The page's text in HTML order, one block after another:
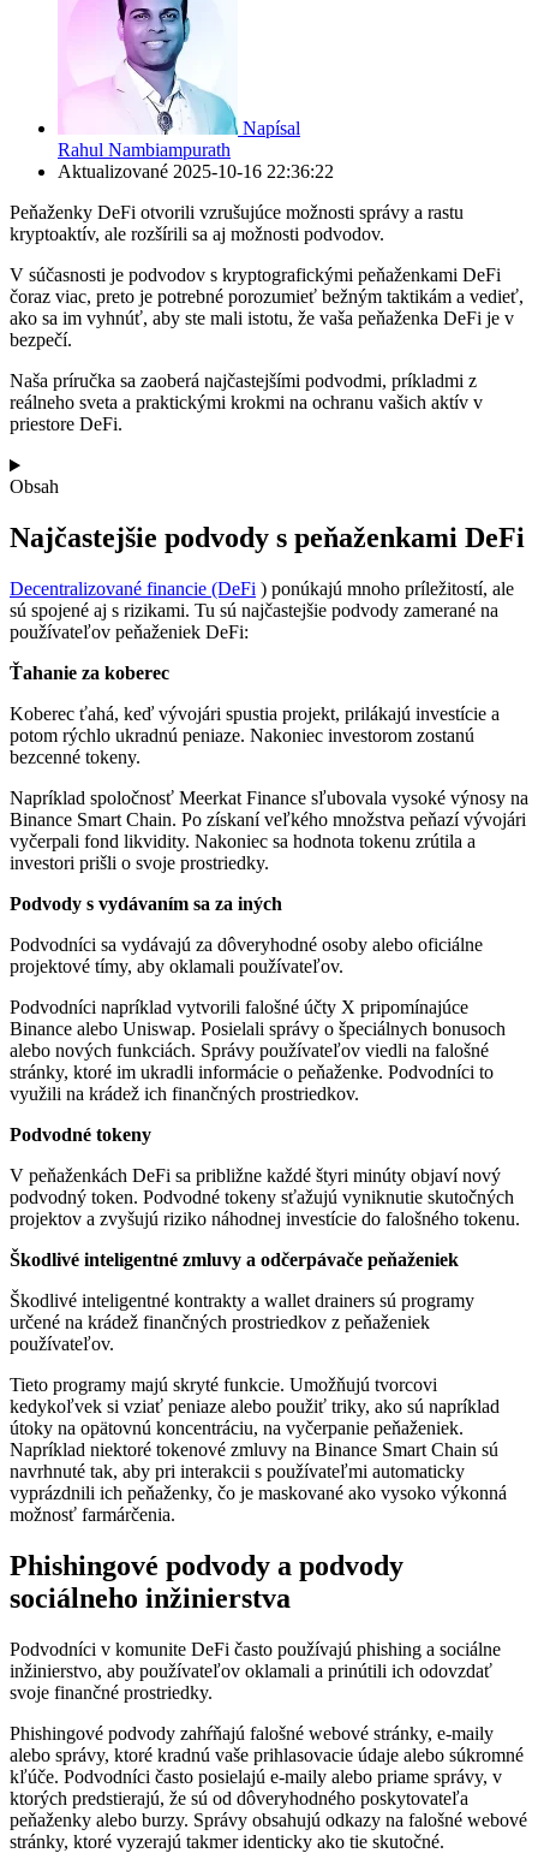
Napísal
Rahul Nambiampurath
Aktualizované 2025-10-16 22:36:22
Peňaženky DeFi otvorili vzrušujúce možnosti správy a rastu
kryptoaktív, ale rozšírili sa aj možnosti podvodov.
V súčasnosti je podvodov s kryptografickými peňaženkami DeFi
čoraz viac, preto je potrebné porozumieť bežným taktikám a vedieť,
ako sa im vyhnúť, aby ste mali istotu, že vaša peňaženka DeFi je v
bezpečí.
Naša príručka sa zaoberá najčastejšími podvodmi, príkladmi z
reálneho sveta a praktickými krokmi na ochranu vašich aktív v
priestore DeFi.
Obsah
Najčastejšie podvody s peňaženkami DeFi
Decentralizované financie (DeFi ) ponúkajú mnoho príležitostí, ale
sú spojené aj s rizikami. Tu sú najčastejšie podvody zamerané na
používateľov peňaženiek DeFi:
Ťahanie za koberec
Koberec ťahá, keď vývojári spustia projekt, prilákajú investície a
potom rýchlo ukradnú peniaze. Nakoniec investorom zostanú
bezcenné tokeny.
Napríklad spoločnosť Meerkat Finance sľubovala vysoké výnosy na
Binance Smart Chain. Po získaní veľkého množstva peňazí vývojári
vyčerpali fond likvidity. Nakoniec sa hodnota tokenu zrútila a
investori prišli o svoje prostriedky.
Podvody s vydávaním sa za iných
Podvodníci sa vydávajú za dôveryhodné osoby alebo oficiálne
projektové tímy, aby oklamali používateľov.
Podvodníci napríklad vytvorili falošné účty X pripomínajúce
Binance alebo Uniswap. Posielali správy o špeciálnych bonusoch
alebo nových funkciách. Správy používateľov viedli na falošné
stránky, ktoré im ukradli informácie o peňaženke. Podvodníci to
využili na krádež ich finančných prostriedkov.
Podvodné tokeny
V peňaženkách DeFi sa približne každé štyri minúty objaví nový
podvodný token. Podvodné tokeny sťažujú vyniknutie skutočných
projektov a zvyšujú riziko náhodnej investície do falošného tokenu.
Škodlivé inteligentné zmluvy a odčerpávače peňaženiek
Škodlivé inteligentné kontrakty a wallet drainers sú programy
určené na krádež finančných prostriedkov z peňaženiek
používateľov.
Tieto programy majú skryté funkcie. Umožňujú tvorcovi
kedykoľvek si vziať peniaze alebo použiť triky, ako sú napríklad
útoky na opätovnú koncentráciu, na vyčerpanie peňaženiek.
Napríklad niektoré tokenové zmluvy na Binance Smart Chain sú
navrhnuté tak, aby pri interakcii s používateľmi automaticky
vyprázdnili ich peňaženky, čo je maskované ako vysoko výkonná
možnosť farmárčenia.
Phishingové podvody a podvody
sociálneho inžinierstva
Podvodníci v komunite DeFi často používajú phishing a sociálne
inžinierstvo, aby používateľov oklamali a prinútili ich odovzdať
svoje finančné prostriedky.
Phishingové podvody zahŕňajú falošné webové stránky, e-maily
alebo správy, ktoré kradnú vaše prihlasovacie údaje alebo súkromné
kľúče. Podvodníci často posielajú e-maily alebo priame správy, v
ktorých predstierajú, že sú od dôveryhodného poskytovateľa
peňaženky alebo burzy. Správy obsahujú odkazy na falošné webové
stránky, ktoré vyzerajú takmer identicky ako tie skutočné.